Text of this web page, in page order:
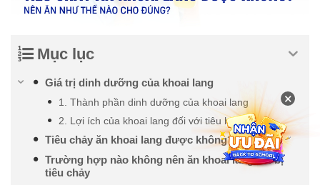
Mục lục
Giá trị dinh dưỡng của khoai lang
1. Thành phần dinh dưỡng của khoai lang
2. Lợi ích của khoai lang đối với tiêu hóa
Tiêu chảy ăn khoai lang được không?
Trường hợp nào không nên ăn khoai lang khi bị
tiêu chảy
×